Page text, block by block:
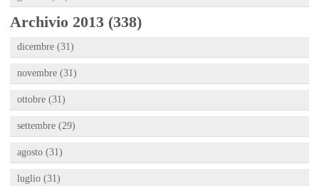
Archivio 2013 (338)
dicembre (31)
novembre (31)
ottobre (31)
settembre (29)
agosto (31)
luglio (31)